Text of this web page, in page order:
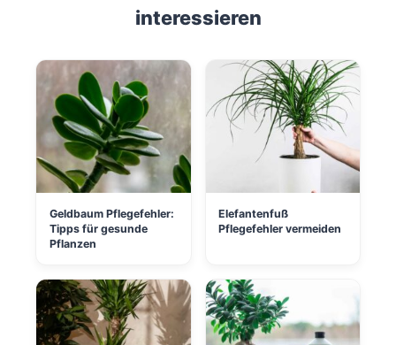
interessieren
Geldbaum Pflegefehler:
Tipps für gesunde
Pflanzen
Elefantenfuß
Pflegefehler vermeiden